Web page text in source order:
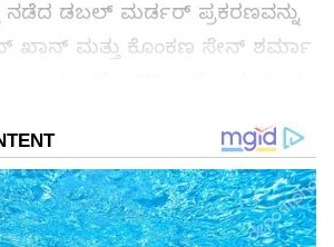
ನಡೆದ ಡಬಲ್ ಮರ್ಡರ್ ಪ್ರಕರಣವನ್ನು
ಖಾನ್ ಮತ್ತು ಕೊಂಕಣ ಸೇನ್ ಶರ್ಮಾ
asianet suvarna news ಅನ್ನು
ಆಯ್ಕೆ ಮಾಡಿಕೊಳ್ಳಿ